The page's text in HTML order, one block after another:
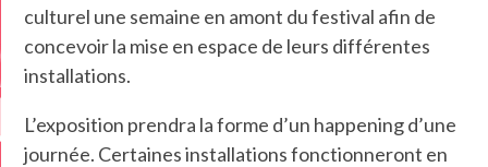
culturel une semaine en amont du festival afin de
concevoir la mise en espace de leurs différentes
installations.
L’exposition prendra la forme d’un happening d’une
journée. Certaines installations fonctionneront en